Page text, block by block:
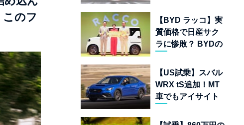
のフ
22台を一挙公開
【BYD ラッコ】実
質価格で日産サク
ラに惨敗？ BYDの
金ドーピング」の
異常な世界
【US試乗】スバル
WRX tS追加！MT
車でもアイサイト
ソリンAWDスポー